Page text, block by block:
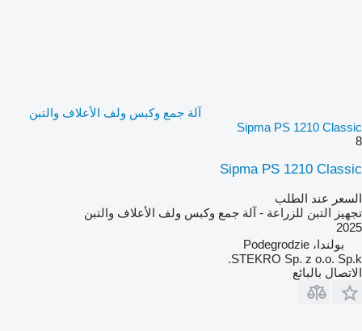
آلة جمع وكبس ولف الأعلاف والتبن
Sipma PS 1210 Classic
8
Sipma PS 1210 Classic
السعر عند الطلب
تجهيز التبن للزراعة - آلة جمع وكبس ولف الأعلاف والتبن
2025
بولندا، Podegrodzie
STEKRO Sp. z o.o. Sp.k.
الاتصال بالبائع